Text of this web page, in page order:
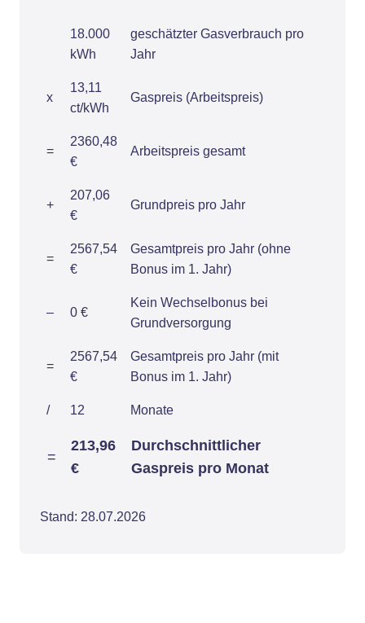
18.000
kWh
geschätzter Gasverbrauch pro
Jahr
x
13,11
ct/kWh
Gaspreis (Arbeitspreis)
=
2360,48
€
Arbeitspreis gesamt
+
207,06
€
Grundpreis pro Jahr
=
2567,54
€
Gesamtpreis pro Jahr (ohne
Bonus im 1. Jahr)
– 0 €
Kein Wechselbonus bei
Grundversorgung
=
2567,54
€
Gesamtpreis pro Jahr (mit
Bonus im 1. Jahr)
/ 12 Monate
=
213,96
€
Durchschnittlicher
Gaspreis pro Monat
Stand: 28.07.2026